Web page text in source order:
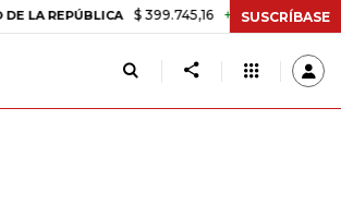
$ 399.745,16 +$ 2.295,71 +0,58%
SUSCRÍBASE